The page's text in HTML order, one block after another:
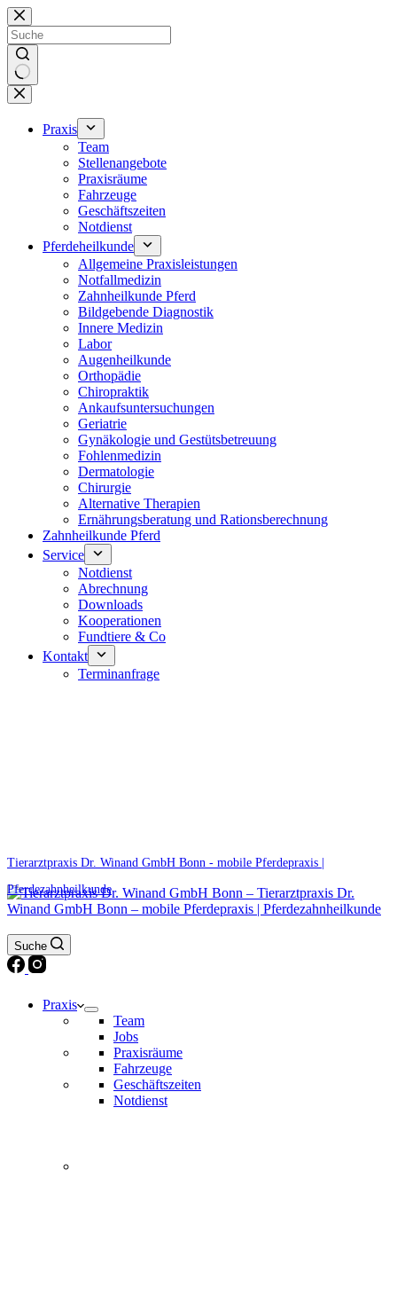
Zum
Inhalt
springen
Keine
Ergebnisse
Praxis
Team
Stellenangebote
Praxisräume
Fahrzeuge
Geschäftszeiten
Notdienst
Pferdeheilkunde
Allgemeine Praxisleistungen
Notfallmedizin
Zahnheilkunde Pferd
Bildgebende Diagnostik
Innere Medizin
Labor
Augenheilkunde
Orthopädie
Chiropraktik
Ankaufsuntersuchungen
Geriatrie
Gynäkologie und Gestütsbetreuung
Fohlenmedizin
Dermatologie
Chirurgie
Alternative Therapien
Ernährungsberatung und Rationsberechnung
Zahnheilkunde Pferd
Service
Notdienst
Abrechnung
Downloads
Kooperationen
Fundtiere & Co
Kontakt
Terminanfrage
Tierarztpraxis Dr. Winand GmbH Bonn - mobile Pferdepraxis |
Pferdezahnheilkunde
Suche
Praxis
Team
Jobs
Praxisräume
Fahrzeuge
Geschäftszeiten
Notdienst